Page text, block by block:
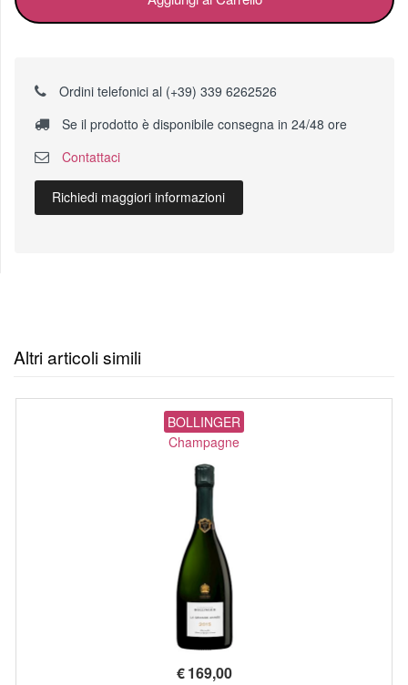
Ordini telefonici al (+39) 339 6262526
Se il prodotto è disponibile consegna in 24/48 ore
Contattaci
Richiedi maggiori informazioni
Altri articoli simili
BOLLINGER
Champagne
€169,00